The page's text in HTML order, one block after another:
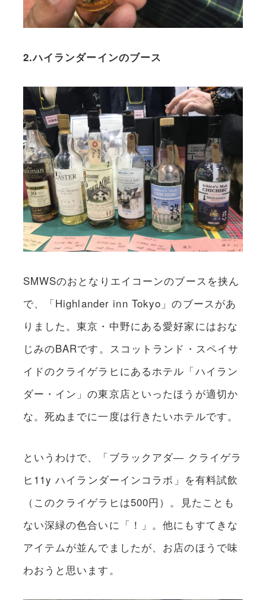
2.ハイランダーインのブース
SMWSのおとなりエイコーンのブースを挟ん
で、「Highlander inn Tokyo」のブースがあ
りました。東京・中野にある愛好家にはおな
じみのBARです。スコットランド・スペイサ
イドのクライゲラヒにあるホテル「ハイラン
ダー・イン」の東京店といったほうが適切か
な。死ぬまでに一度は行きたいホテルです。
というわけで、「ブラックアダ― クライゲラ
ヒ11y ハイランダーインコラボ」を有料試飲
（このクライゲラヒは500円）。見たことも
ない深緑の色合いに「！」。他にもすてきな
アイテムが並んでましたが、お店のほうで味
わおうと思います。